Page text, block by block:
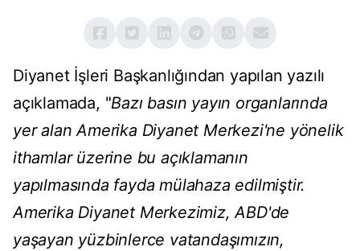
Diyanet İşleri Başkanlığından yapılan yazılı
açıklamada, "Bazı basın yayın organlarında
yer alan Amerika Diyanet Merkezi'ne yönelik
ithamlar üzerine bu açıklamanın
yapılmasında fayda mülahaza edilmiştir.
Amerika Diyanet Merkezimiz, ABD'de
yaşayan yüzbinlerce vatandaşımızın,